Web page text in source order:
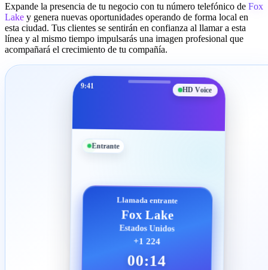
Expande la presencia de tu negocio con tu número telefónico de Fox
Lake y genera nuevas oportunidades operando de forma local en
esta ciudad. Tus clientes se sentirán en confianza al llamar a esta
línea y al mismo tiempo impulsarás una imagen profesional que
acompañará el crecimiento de tu compañía.
9:41 HD Voice
Entrante
Llamada entrante
Fox Lake
Estados Unidos
+1 224
00:14